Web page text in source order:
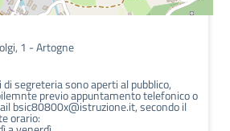
1 - Artogne
di segreteria sono aperti al pubblico,
previo appuntamento telefonico o
bsic80800x@istruzione.it, secondo il
orario: